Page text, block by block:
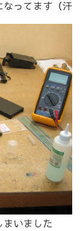
なってます（汗
まいました